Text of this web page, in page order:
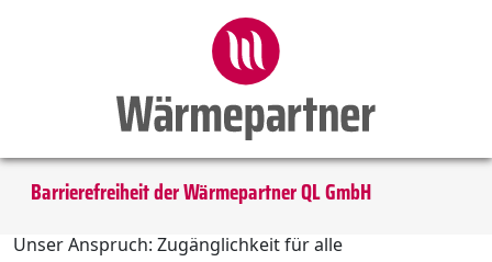
Barrierefreiheit der Wärmepartner QL GmbH
Unser Anspruch: Zugänglichkeit für alle